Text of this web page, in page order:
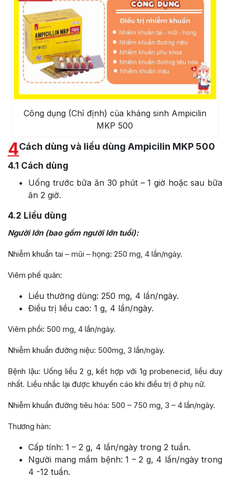
Công dụng (Chỉ định) của kháng sinh Ampicilin
MKP 500
4Cách dùng và liều dùng Ampicilin MKP 500
4.1 Cách dùng
Uống trước bữa ăn 30 phút – 1 giờ hoặc sau bữa
ăn 2 giờ.
4.2 Liều dùng
Người lớn (bao gồm người lớn tuổi):
Nhiễm khuẩn tai – mũi – họng: 250 mg, 4 lần/ngày.
Viêm phế quản:
Liều thường dùng: 250 mg, 4 lần/ngày.
Điều trị liều cao: 1 g, 4 lần/ngày.
Viêm phổi: 500 mg, 4 lần/ngày.
Nhiễm khuẩn đường niệu: 500mg, 3 lần/ngày.
Bệnh lậu: Uống liều 2 g, kết hợp với 1g probenecid, liều duy
nhất. Liều nhắc lại được khuyến cáo khi điều trị ở phụ nữ.
Nhiễm khuẩn đường tiêu hóa: 500 – 750 mg, 3 – 4 lần/ngày.
Thương hàn:
Cấp tính: 1 – 2 g, 4 lần/ngày trong 2 tuần.
Người mang mầm bệnh: 1 – 2 g, 4 lần/ngày trong
4 -12 tuần.